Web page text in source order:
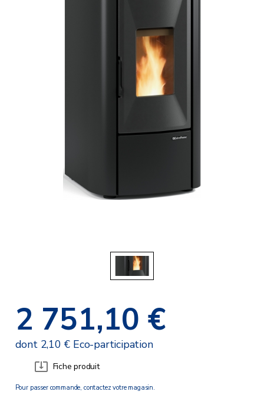
2 751,10 €
dont 2,10 € Eco-participation
Fiche produit
Pour passer commande, contactez votre magasin.